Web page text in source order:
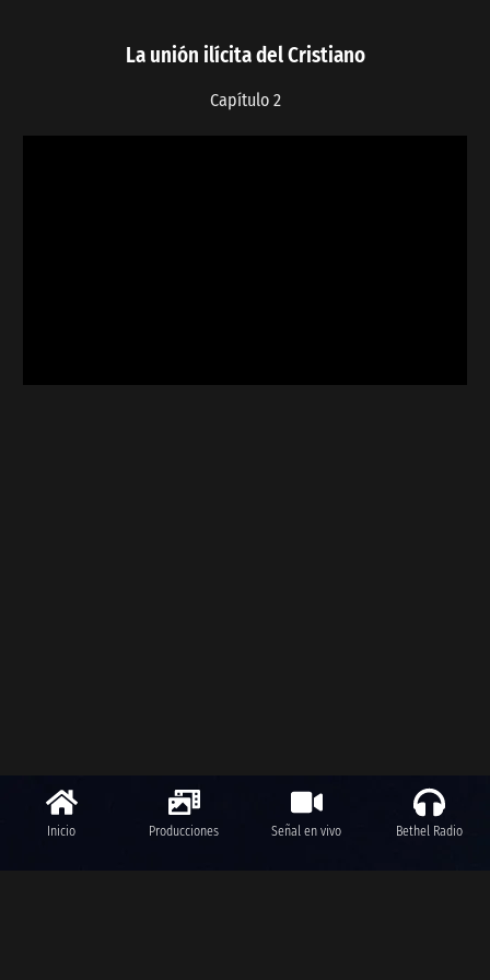
La unión ilícita del Cristiano
Capítulo 2
Inicio Producciones Señal en vivo Bethel Radio